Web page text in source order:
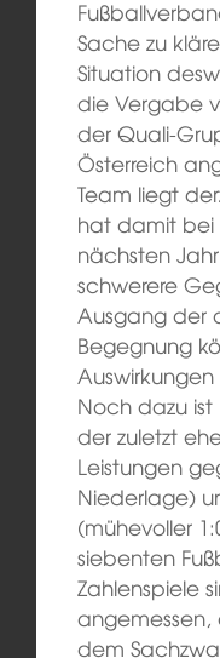
Sache zu
Situation
die Vergabe
der Quali-
Österreich
Team liegt
hat damit bei
nächsten
schwerere
Ausgang der
Begegnung
Noch dazu ist
der zuletzt
Leistungen
Niederlage)
(mühevoller
siebenten
Zahlenspiele
dem